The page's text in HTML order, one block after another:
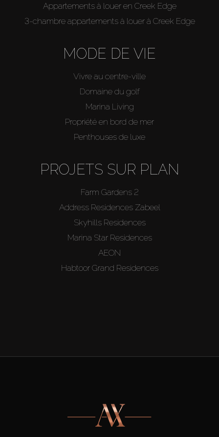
Appartements à louer en Creek Edge
3-chambre appartements à louer à Creek Edge
MODE DE VIE
Vivre au centre-ville
Domaine du golf
Marina Living
Propriété en bord de mer
Penthouses de luxe
PROJETS SUR PLAN
Farm Gardens 2
Address Residences Zabeel
Skyhills Residences
Marina Star Residences
AEON
Habtoor Grand Residences